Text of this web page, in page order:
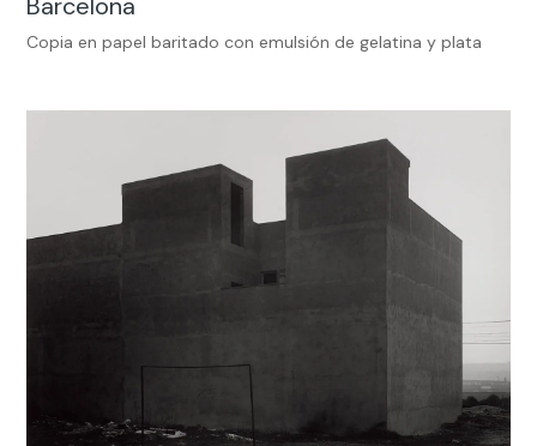
Copia en papel baritado con emulsión de gelatina y plata